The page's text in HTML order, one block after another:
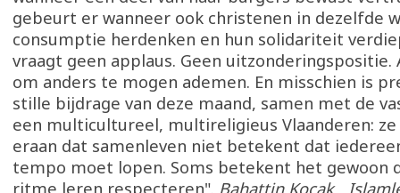
gebeurt er wanneer ook christenen in dezelfde
consumptie herdenken en hun solidariteit
vraagt geen applaus. Geen
om anders te mogen ademen. En misschien is
stille bijdrage van deze maand, samen met de
een multicultureel, multireligieus Vlaanderen:
eraan dat samenleven niet betekent dat
tempo moet lopen. Soms betekent het gewoon
ritme leren respecteren". Bahattin Koçak